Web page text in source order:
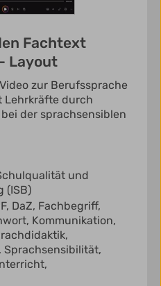
Fachtext
Layout
zur Berufssprache
Lehrkräfte durch
der sprachsensiblen
und
(ISB)
DaZ, Fachbegriff,
Kommunikation,
Sprachsensibilität,